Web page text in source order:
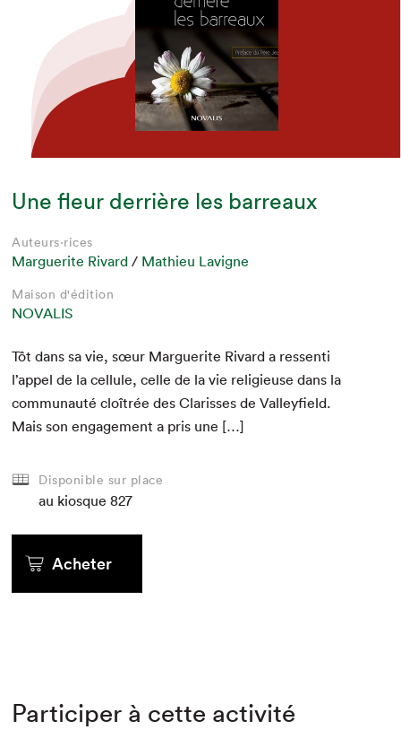
Une fleur derrière les barreaux
Auteurs·rices
Marguerite Rivard / Mathieu Lavigne
Maison d'édition
NOVALIS
Tôt dans sa vie, sœur Mar­guerite Rivard a ressen­ti
l’appel de la cel­lule, celle de la vie religieuse dans la
com­mu­nauté cloîtrée des Clariss­es de Val­ley­field.
Mais son engage­ment a pris une […]
Disponible sur place
au kiosque 827
Acheter
Participer à cette activité